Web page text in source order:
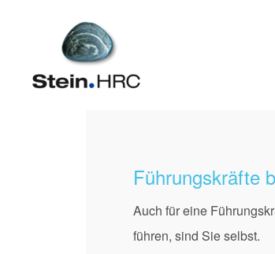
Führungskräfte
Auch für eine
führen, sind Sie selbst.